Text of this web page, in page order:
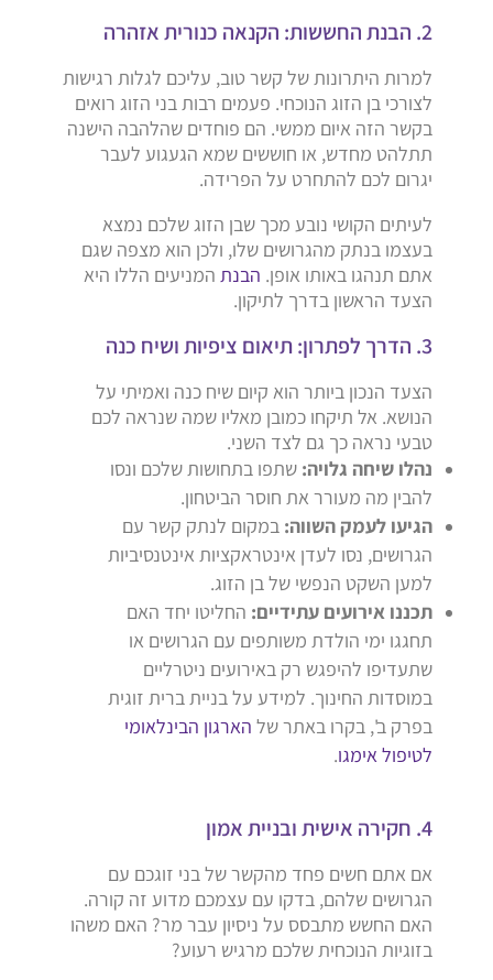
2. הבנת החששות: הקנאה כנורית אזהרה
למרות היתרונות של קשר טוב, עליכם לגלות רגישות
לצורכי בן הזוג הנוכחי. פעמים רבות בני הזוג רואים
בקשר הזה איום ממשי. הם פוחדים שהלהבה הישנה
תתלהט מחדש, או חוששים שמא הגעגוע לעבר
יגרום לכם להתחרט על הפרידה.
לעיתים הקושי נובע מכך שבן הזוג שלכם נמצא
בעצמו בנתק מהגרושים שלו, ולכן הוא מצפה שגם
אתם תנהגו באותו אופן. הבנתהמניעים הללו היא
הצעד הראשון בדרך לתיקון.
3. הדרך לפתרון: תיאום ציפיות ושיח כנה
הצעד הנכון ביותר הוא קיום שיח כנה ואמיתי על
הנושא. אל תיקחו כמובן מאליו שמה שנראה לכם
טבעי נראה כך גם לצד השני.
נהלו שיחה גלויה: שתפו בתחושות שלכם ונסו
להבין מה מעורר את חוסר הביטחון.
הגיעו לעמק השווה: במקום לנתק קשר עם
הגרושים, נסו לעדן אינטראקציות אינטנסיביות
למען השקט הנפשי של בן הזוג.
תכננו אירועים עתידיים: החליטו יחד האם
תחגגו ימי הולדת משותפים עם הגרושים או
שתעדיפו להיפגש רק באירועים ניטרליים
במוסדות החינוך. למידע על בניית ברית זוגית
בפרק ב', בקרו באתר של הארגון הבינלאומי
לטיפול אימגו.
4. חקירה אישית ובניית אמון
אם אתם חשים פחד מהקשר של בני זוגכם עם
הגרושים שלהם, בדקו עם עצמכם מדוע זה קורה.
האם החשש מתבסס על ניסיון עבר מר? האם משהו
בזוגיות הנוכחית שלכם מרגיש רעוע?